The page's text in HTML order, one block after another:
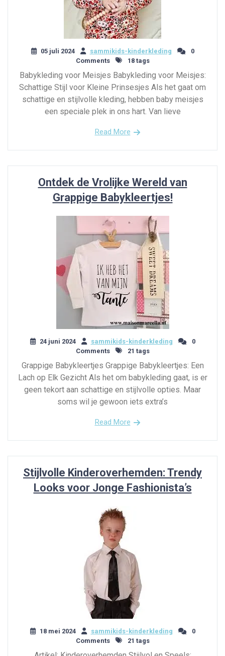
05 juli 2024 sammikids-kinderkleding
0
Comments
18 tags
Babykleding voor Meisjes Babykleding voor Meisjes:
Schattige Stijl voor Kleine Prinsesjes Als het gaat om
schattige en stijlvolle kleding, hebben baby meisjes
een speciale plek in ons hart. Van lieve
Read More
Ontdek de Vrolijke Wereld van
Grappige Babykleertjes!
24 juni 2024 sammikids-kinderkleding
0
Comments
21 tags
Grappige Babykleertjes Grappige Babykleertjes: Een
Lach op Elk Gezicht Als het om babykleding gaat, is er
geen tekort aan schattige en stijlvolle opties. Maar
soms wil je gewoon iets extra’s
Read More
Stijlvolle Kinderoverhemden: Trendy
Looks voor Jonge Fashionista’s
18 mei 2024 sammikids-kinderkleding
0
Comments
21 tags